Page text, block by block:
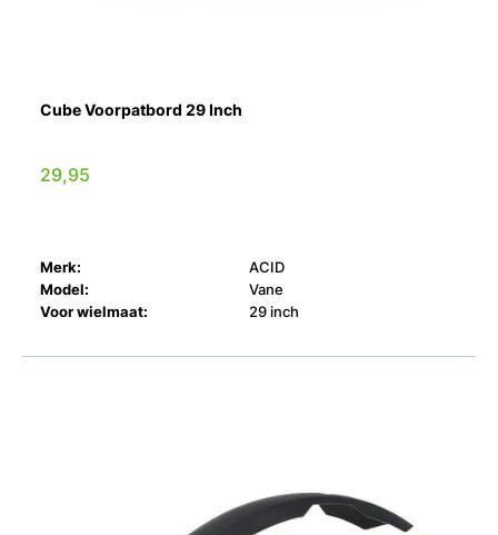
Cube Voorpatbord 29 Inch
29,95
Merk:
ACID
Model:
Vane
Voor wielmaat:
29 inch